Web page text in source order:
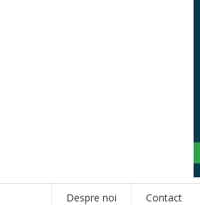
Despre noi Contact